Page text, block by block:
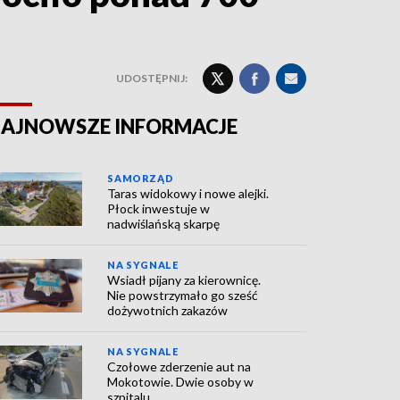
UDOSTĘPNIJ:
INFORMACJE
SAMORZĄD
Taras widokowy i nowe alejki.
Płock inwestuje w
nadwiślańską skarpę
NA SYGNALE
Wsiadł pijany za kierownicę.
Nie powstrzymało go sześć
dożywotnich zakazów
NA SYGNALE
Czołowe zderzenie aut na
Mokotowie. Dwie osoby w
szpitalu